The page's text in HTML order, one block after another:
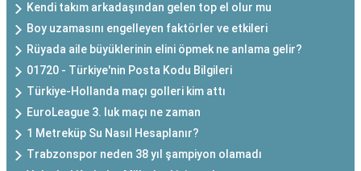
Kendi takım arkadaşından gelen top el olur mu
Boy uzamasını engelleyen faktörler ve etkileri
Rüyada aile büyüklerinin elini öpmek ne anlama gelir?
01720 - Türkiye'nin Posta Kodu Bilgileri
Türkiye-Hollanda maçı golleri kim attı
EuroLeague 3. luk maçı ne zaman
1 Metreküp Su Nasıl Hesaplanır?
Trabzonspor neden 38 yıl şampiyon olamadı